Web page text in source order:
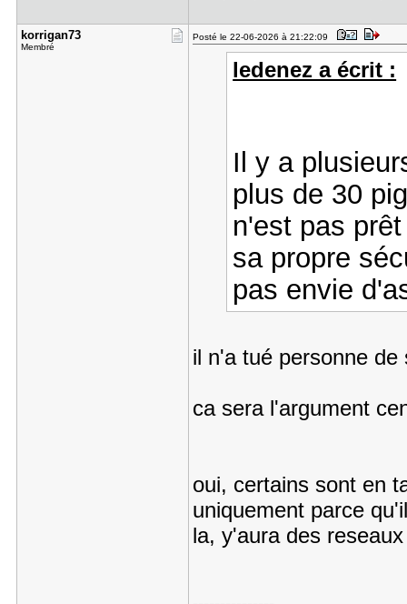
korrigan73
Membré
Posté le 22-06-2026 à 21:22:09
ledenez a écrit :
Il y a
plus de 30
n'est pas
sa propre
pas envie
il n'a tué personne de
ca sera l'argument
oui, certains sont en
uniquement parce
la, y'aura des